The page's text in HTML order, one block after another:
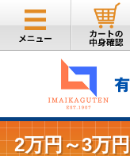
2万円～3万